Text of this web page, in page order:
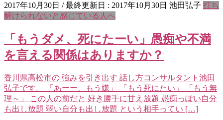
2017年10月30日 / 最終更新日 : 2017年10月30日 池田弘子 打ち
解けられないと感じている人へ
「もうダメ、死にたーい」愚痴や不満
を言える関係はありますか？
香川県高松市の 強みを引き出す 話し方コンサルタント池田
弘子です。 「あーー、もう嫌」 「もう死にたい」 「もう無
理～」 この人の前だと 好き勝手に甘え放題 愚痴っぽい自分
も出し放題 弱い自分も出し放題 という相手ってい […]